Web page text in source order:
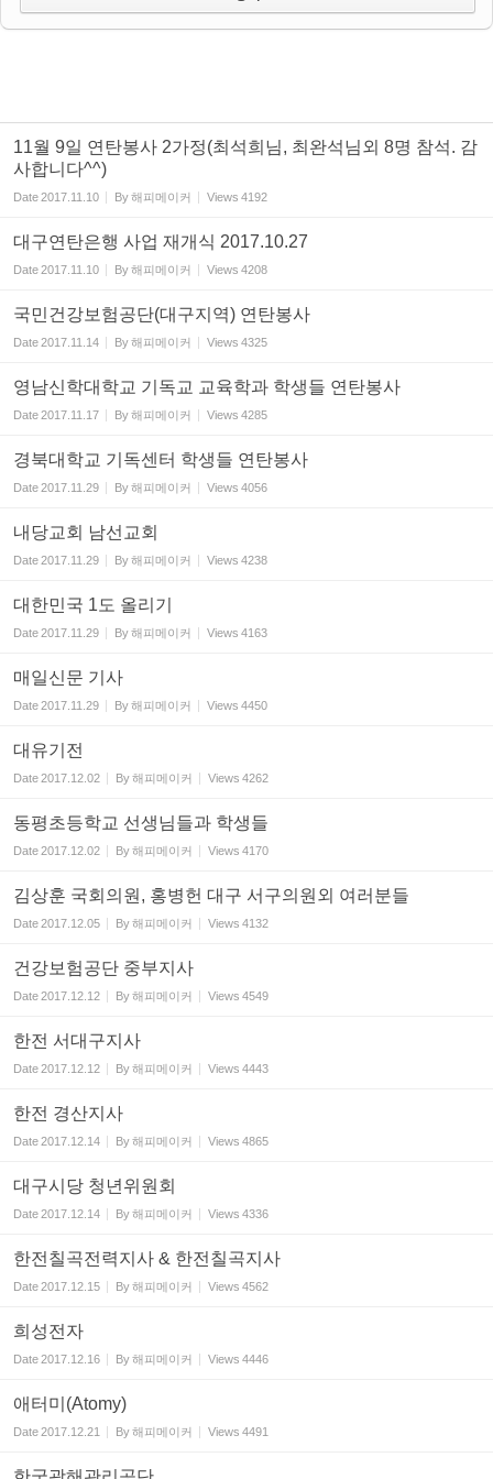
11월 9일 연탄봉사 2가정(최석희님, 최완석님외 8명 참석. 감
사합니다^^)
Date2017.11.10 By해피메이커 Views 4192
대구연탄은행 사업 재개식 2017.10.27
Date2017.11.10 By해피메이커 Views 4208
국민건강보험공단(대구지역) 연탄봉사
Date2017.11.14 By해피메이커 Views 4325
영남신학대학교 기독교 교육학과 학생들 연탄봉사
Date2017.11.17 By해피메이커 Views 4285
경북대학교 기독센터 학생들 연탄봉사
Date2017.11.29 By해피메이커 Views 4056
내당교회 남선교회
Date2017.11.29 By해피메이커 Views 4238
대한민국 1도 올리기
Date2017.11.29 By해피메이커 Views 4163
매일신문 기사
Date2017.11.29 By해피메이커 Views 4450
대유기전
Date2017.12.02 By해피메이커 Views 4262
동평초등학교 선생님들과 학생들
Date2017.12.02 By해피메이커 Views 4170
김상훈 국회의원, 홍병헌 대구 서구의원외 여러분들
Date2017.12.05 By해피메이커 Views 4132
건강보험공단 중부지사
Date2017.12.12 By해피메이커 Views 4549
한전 서대구지사
Date2017.12.12 By해피메이커 Views 4443
한전 경산지사
Date2017.12.14 By해피메이커 Views 4865
대구시당 청년위원회
Date2017.12.14 By해피메이커 Views 4336
한전칠곡전력지사 & 한전칠곡지사
Date2017.12.15 By해피메이커 Views 4562
희성전자
Date2017.12.16 By해피메이커 Views 4446
애터미(Atomy)
Date2017.12.21 By해피메이커 Views 4491